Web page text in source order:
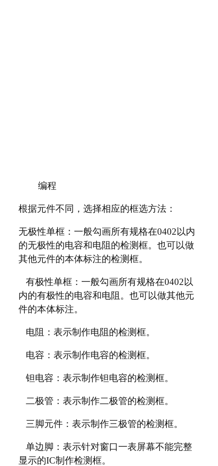
编程
根据元件不同，选择相应的框选方法：
无极性单框：一般勾画所有规格在0402以内
的无极性的电容和电阻的检测框。也可以做
其他元件的本体标注的检测框。
有极性单框：一般勾画所有规格在0402以
内的有极性的电容和电阻。也可以做其他元
件的本体标注。
电阻：表示制作电阻的检测框。
电容：表示制作电容的检测框。
钽电容：表示制作钽电容的检测框。
二极管：表示制作二极管的检测框。
三脚元件：表示制作三极管的检测框。
单边脚：表示针对窗口一表屏幕不能完整
显示的IC制作检测框。